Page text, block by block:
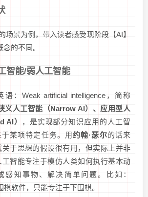
场景为例，带入读者感受现阶段【AI】
的不同。
智能/弱人工智能
语：Weak artificial intelligence，简称
义人工智能（Narrow AI）、应用型人
AI）
，是实现部分知识应用的人工智
某项特定任务。用约翰·瑟尔的话来
关于思想的假设很有用，但实际上并非
工智能专注于模仿人类如何执行基本动
感知事物、解决简单问题。比如：
棋软件，只能专注于下围棋。